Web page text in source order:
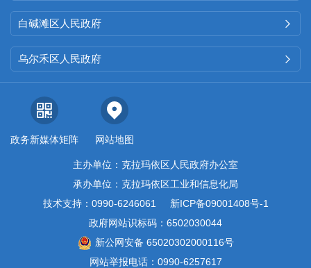
（三）政府信息管理情况
区工业和信息化局（区数字
化发展局）没有开设政务新媒
体，着重在加强政府网站建设与
管理上下功夫。认真对照《政务
公开事项标准目录》内容，局办
公室和大数据中心分别负责政务
信息内容和政务网站维护的技术
支持工作，既保证政务公开内容
数量和质量，又保证承担的区政
白碱滩区人民政府 
乌尔禾区人民政府 
政务新媒体矩阵 网站地图
主办单位：克拉玛依区人民政府办公室
承办单位：克拉玛依区工业和信息化局
技术支持：0990-6246061
新ICP备09001408号-1
政府网站识标码：6502030044
新公网安备 65020302000116号
网站举报电话：0990-6257617